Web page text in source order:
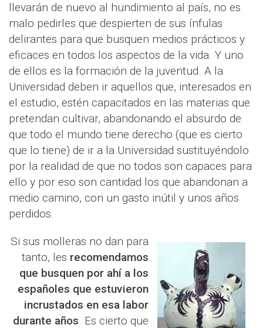
llevarán de nuevo al hundimiento al país, no es
malo pedirles que despierten de sus ínfulas
delirantes para que busquen medios prácticos y
eficaces en todos los aspectos de la vida. Y uno
de ellos es la formación de la juventud. A la
Universidad deben ir aquellos que, interesados en
el estudio, estén capacitados en las materias que
pretendan cultivar, abandonando el absurdo de
que todo el mundo tiene derecho (que es cierto
que lo tiene) de ir a la Universidad sustituyéndolo
por la realidad de que no todos son capaces para
ello y por eso son cantidad los que abandonan a
medio camino, con un gasto inútil y unos años
perdidos.
Si sus molleras no dan para
tanto, les recomendamos
que busquen por ahí a los
españoles que estuvieron
incrustados en esa labor
durante años. Es cierto que